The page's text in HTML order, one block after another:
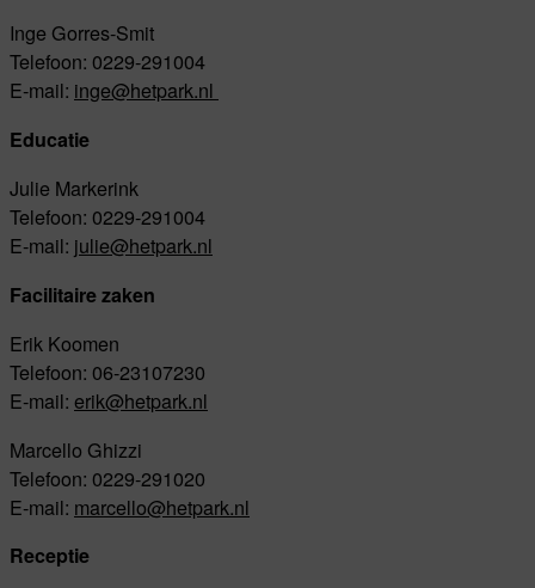
Inge Gorres-Smit
Telefoon: 0229-291004
E-mail: inge@hetpark.nl
Educatie
Julie Markerink
Telefoon: 0229-291004
E-mail: julie@hetpark.nl
Facilitaire zaken
Erik Koomen
Telefoon: 06-23107230
E-mail: erik@hetpark.nl
Marcello Ghizzi
Telefoon: 0229-291020
E-mail: marcello@hetpark.nl
Receptie